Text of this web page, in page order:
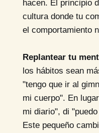
hacen. El principio
cultura donde tu
el comportamiento
Replantear tu
los hábitos sean
"tengo que ir al
mi cuerpo". En
mi diario", di
Este pequeño